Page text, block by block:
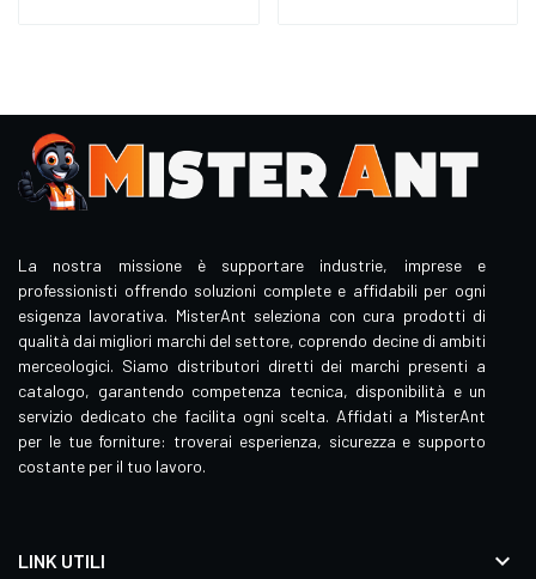
La nostra missione è supportare industrie, imprese e
professionisti offrendo soluzioni complete e affidabili per ogni
esigenza lavorativa. MisterAnt seleziona con cura prodotti di
qualità dai migliori marchi del settore, coprendo decine di ambiti
merceologici. Siamo distributori diretti dei marchi presenti a
catalogo, garantendo competenza tecnica, disponibilità e un
servizio dedicato che facilita ogni scelta. Affidati a MisterAnt
per le tue forniture: troverai esperienza, sicurezza e supporto
costante per il tuo lavoro.
LINK UTILI 